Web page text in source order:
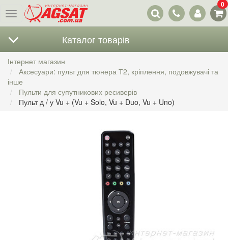
Меню
Наші
контакти
0
Каталог товарів
Інтернет магазин
Аксесуари: пульт для тюнера Т2, кріплення, подовжувачі та
інше
Пульти для супутникових ресиверів
Пульт д / у Vu + (Vu + Solo, Vu + Duo, Vu + Uno)